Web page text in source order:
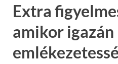
Extra
amikor igazán